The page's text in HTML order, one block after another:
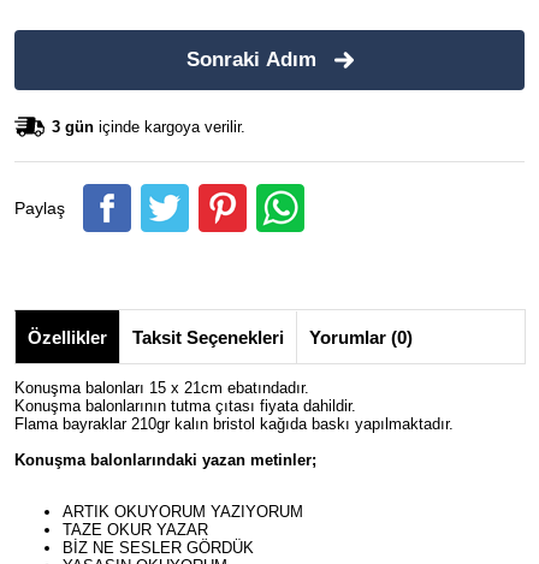
Sonraki Adım
3 gün içinde kargoya verilir.
Paylaş
Özellikler Taksit Seçenekleri Yorumlar (0)
Konuşma balonları 15 x 21cm ebatındadır.
Konuşma balonlarının tutma çıtası fiyata dahildir.
Flama bayraklar 210gr kalın bristol kağıda baskı yapılmaktadır.
Konuşma balonlarındaki yazan metinler;
ARTIK OKUYORUM YAZIYORUM
TAZE OKUR YAZAR
BİZ NE SESLER GÖRDÜK